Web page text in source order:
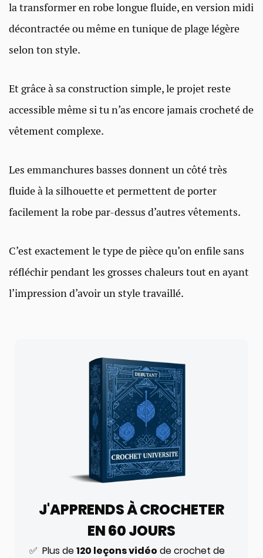
la transformer en robe longue fluide, en version midi
décontractée ou même en tunique de plage légère
selon ton style.
Et grâce à sa construction simple, le projet reste
accessible même si tu n’as encore jamais crocheté de
vêtement complexe.
Les emmanchures basses donnent un côté très
fluide à la silhouette et permettent de porter
facilement la robe par-dessus d’autres vêtements.
C’est exactement le type de pièce qu’on enfile sans
réfléchir pendant les grosses chaleurs tout en ayant
l’impression d’avoir un style travaillé.
J'APPRENDS À CROCHETER
EN 60 JOURS
✅ Plus de120 leçons vidéo de crochet de